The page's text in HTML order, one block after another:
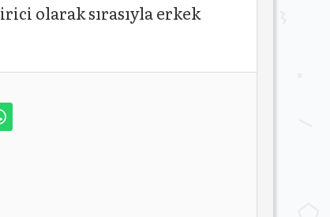
olarak sırasıyla erkek